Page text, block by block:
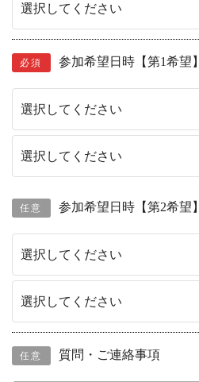
選択してください
必須 参加希望日時【第1希望】
選択してください
選択してください
任意 参加希望日時【第2希望】
選択してください
選択してください
任意 質問・ご連絡事項